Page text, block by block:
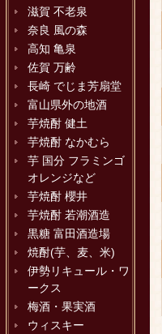
滋賀 不老泉
奈良 風の森
高知 亀泉
佐賀 万齢
長崎 でじま芳扇堂
富山県外の地酒
芋焼酎 健土
芋焼酎 なかむら
芋 国分 フラミンゴ
オレンジなど
芋焼酎 櫻井
芋焼酎 若潮酒造
黒糖 富田酒造場
焼酎(芋、麦、米)
伊勢リキュール・ワ
ークス
梅酒・果実酒
ウィスキー